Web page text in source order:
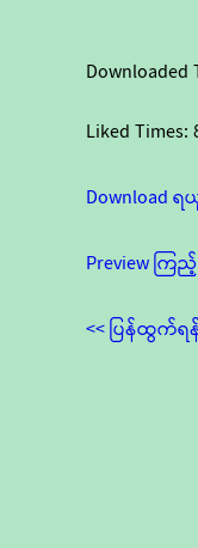
Downloaded
Liked Times:
Download
Preview ကြ
<< ပြန်ထွက်ရ